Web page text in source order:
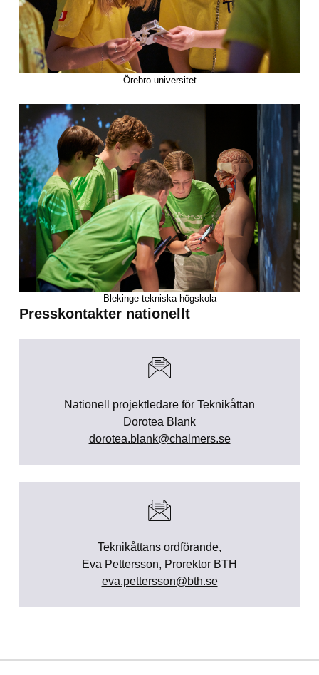
Örebro universitet
Blekinge tekniska högskola
Presskontakter nationellt
Nationell projektledare för Teknikåttan
Dorotea Blank
dorotea.blank@chalmers.se
Teknikåttans ordförande,
Eva Pettersson, Prorektor BTH
eva.pettersson@bth.se